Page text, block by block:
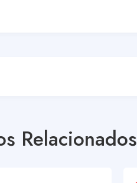
Relacionados